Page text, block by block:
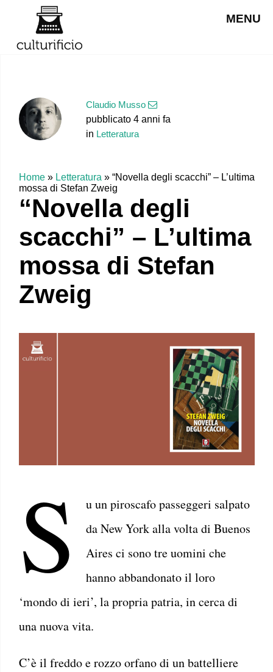
MENU
Claudio Musso
pubblicato 4 anni fa
in Letteratura
Home » Letteratura » “Novella degli scacchi” – L’ultima
mossa di Stefan Zweig
“Novella degli
scacchi” – L’ultima
mossa di Stefan
Zweig
S
u un piroscafo passeggeri salpato
da New York alla volta di Buenos
Aires ci sono tre uomini che
hanno abbandonato il loro
‘mondo di ieri’, la propria patria, in cerca di
una nuova vita.
C’è il freddo e rozzo orfano di un battelliere